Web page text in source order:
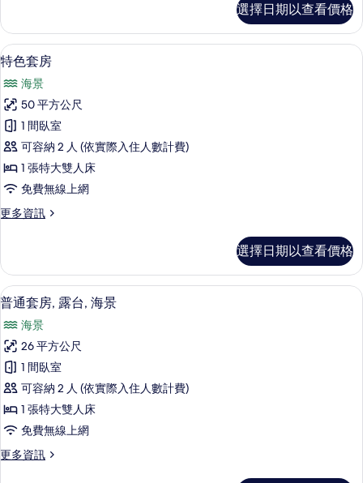
景
的
所
有
相
片
雙
人
房,
台,
海
景
的
詳
情
選擇日期以查看價格
顯
示
特
色
套
房
的
所
有
片
特色套房 | 1 間臥室、舒適加層、迷你
7
特色套房
海景
50 平方公尺
1 間臥室
可容納 2 人 (依實際入住人數計費)
1 張特大雙人床
免費無線上網
更多資訊
更
套
房
的
詳
情
選擇日期以查看價格
顯
示
普
通
套
房,
露
台,
海
普通套房, 露台, 海景 | 1 間臥室、舒適
27
普通套房, 露台, 海景
海景
26 平方公尺
1 間臥室
可容納 2 人 (依實際入住人數計費)
1 張特大雙人床
免費無線上網
更多資訊
更